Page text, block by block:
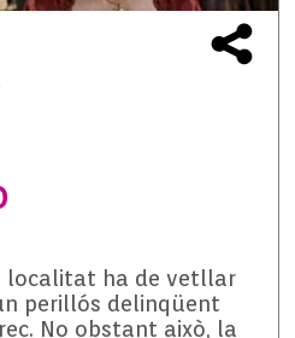
localitat ha de vetllar
perillós delinqüent
No obstant això, la